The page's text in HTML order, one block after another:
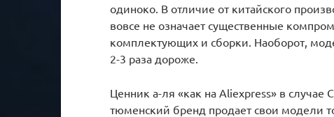
одиноко. В отличие от китайского
вовсе не означает существенные
комплектующих и сборки. Наоборот,
2-3 раза дороже.
Ценник а-ля «как на Aliexpress» в случае
тюменский бренд продает свои модели